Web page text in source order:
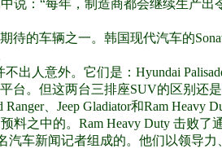
说：“每年，制造商都会继续生产
待的车辆之一。韩国现代汽车的
出人意外。它们是：Hyundai
平台。但这两台三排座SUV的区别还
、Jeep Gladiator和Ram Heavy
料之中的。Ram Heavy Duty 击败
车新闻记者组成的。他们以领导